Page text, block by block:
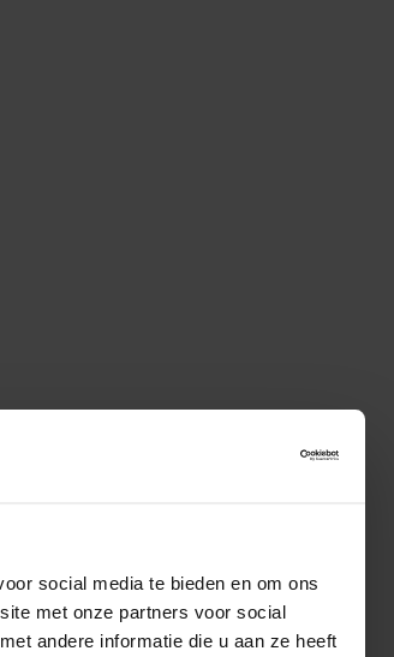
social media te bieden en om ons
met onze partners voor social
andere informatie die u aan ze heeft